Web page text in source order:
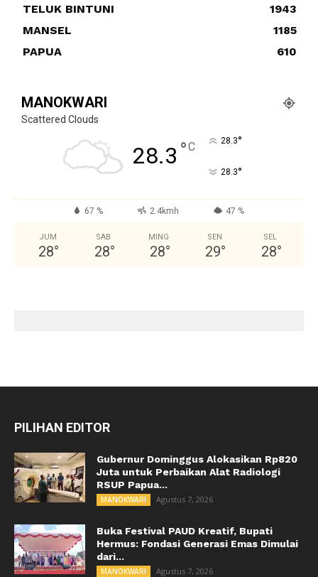
TELUK BINTUNI
1943
MANSEL
1185
PAPUA
610
MANOKWARI
Scattered Clouds
28.3 °C 28.3°
28.3°
67 % 2.4kmh 47 %
JUM
28°
SAB
28°
MING
28°
SEN
29°
SEL
28°
PILIHAN EDITOR
Gubernur Dominggus Alokasikan Rp820
Juta untuk Perbaikan Alat Radiologi
RSUP Papua...
MANOKWARI Agustus 7, 2026
Buka Festival PAUD Kreatif, Bupati
Hermus: Fondasi Generasi Emas Dimulai
dari...
MANOKWARI Agustus 7, 2026